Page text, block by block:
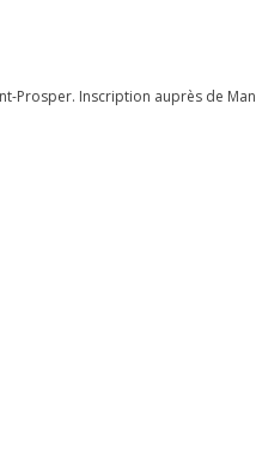
Prosper. Inscription auprès de